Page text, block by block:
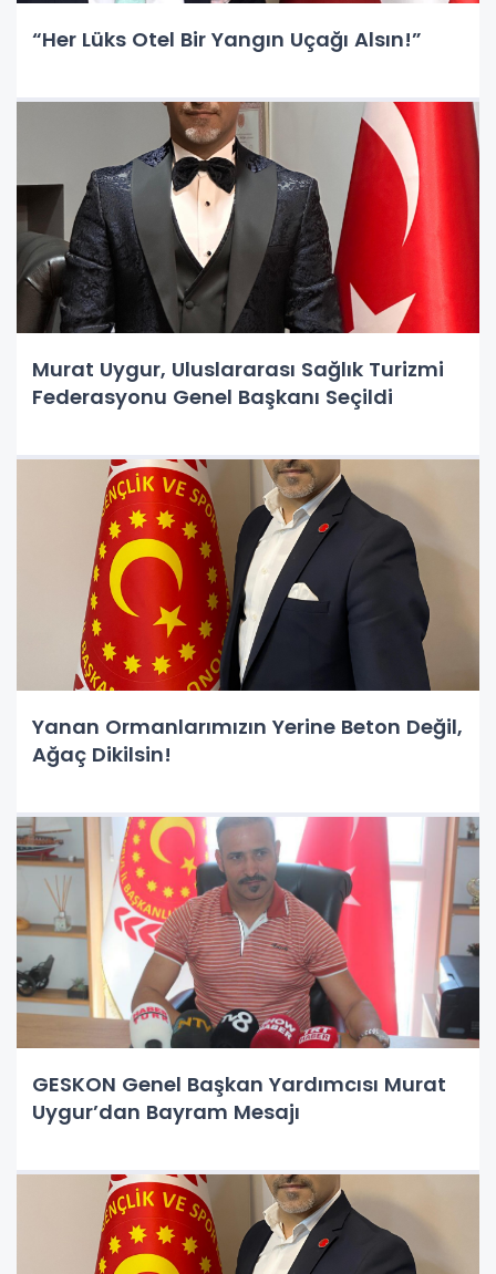
“Her Lüks Otel Bir Yangın Uçağı Alsın!”
Murat Uygur, Uluslararası Sağlık Turizmi
Federasyonu Genel Başkanı Seçildi
Yanan Ormanlarımızın Yerine Beton Değil,
Ağaç Dikilsin!
GESKON Genel Başkan Yardımcısı Murat
Uygur’dan Bayram Mesajı